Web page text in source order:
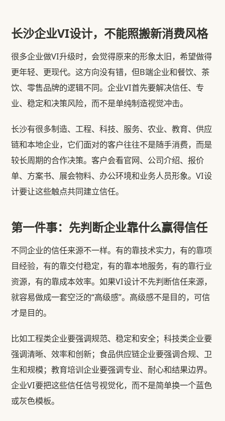
长沙企业VI设计，不能照搬新消费风格
很多企业做VI升级时，会觉得原来的形象太旧，希望做得
更年轻、更现代。这方向没有错，但B端企业和餐饮、茶
饮、零售品牌的逻辑不同。企业VI首先要解决信任、专
业、稳定和决策风险，而不是单纯制造视觉冲击。
长沙有很多制造、工程、科技、服务、农业、教育、供应
链和本地企业，它们面对的客户往往不是随手消费，而是
较长周期的合作决策。客户会看官网、公司介绍、报价
单、方案书、展会物料、办公环境和业务人员形象。VI设
计要让这些触点共同建立信任。
第一件事：先判断企业靠什么赢得信任
不同企业的信任来源不一样。有的靠技术实力，有的靠项
目经验，有的靠交付稳定，有的靠本地服务，有的靠行业
资源，有的靠成本效率。如果VI设计不先判断信任来源，
就容易做成一套空泛的“高级感”。高级感不是目的，可信
才是目的。
比如工程类企业要强调规范、稳定和安全；科技类企业要
强调清晰、效率和创新；食品供应链企业要强调合规、卫
生和规模；教育培训企业要强调专业、耐心和结果边界。
企业VI要把这些信任信号视觉化，而不是简单换一个蓝色
或灰色模板。